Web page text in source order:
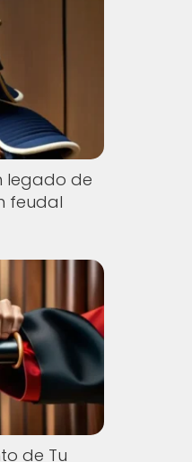
legado de
feudal
de Tu